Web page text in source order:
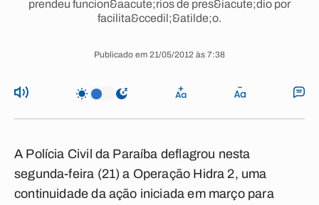
prendeu funcion&aacute;rios de pres&iacute;dio por
facilita&ccedil;&atilde;o.
Publicado em 21/05/2012 às 7:38
A Polícia Civil da Paraíba deflagrou nesta
segunda-feira (21) a Operação Hidra 2, uma
continuidade da ação iniciada em março para